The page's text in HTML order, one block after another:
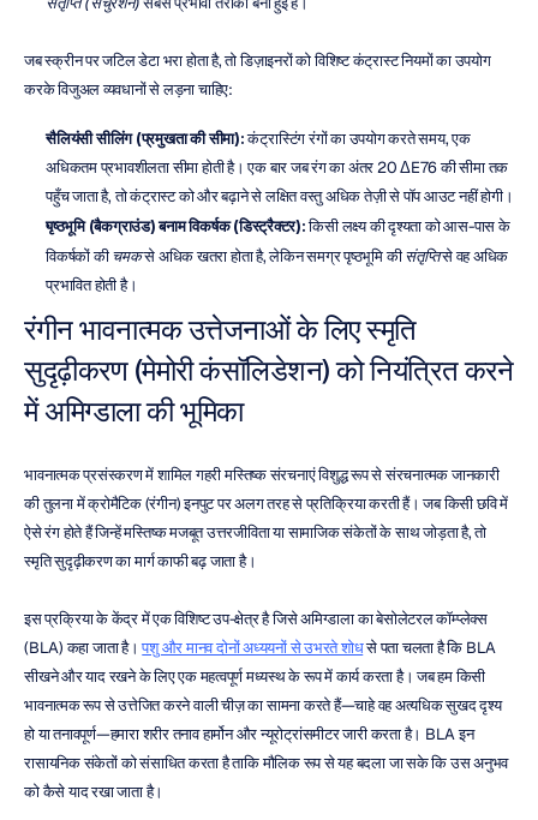
जब स्क्रीन पर जटिल डेटा भरा होता है, तो डिज़ाइनरों को विशिष्ट कंट्रास्ट नियमों का उपयोग
करके विजुअल व्यवधानों से लड़ना चाहिए:
सैलियंसी सीलिंग (प्रमुखता की सीमा): कंट्रास्टिंग रंगों का उपयोग करते समय, एक
अधिकतम प्रभावशीलता सीमा होती है। एक बार जब रंग का अंतर 20 ΔE76 की सीमा तक
पृष्ठभूमि (बैकग्राउंड) बनाम विकर्षक (डिस्ट्रैक्टर): किसी लक्ष्य की दृश्यता को आस-पास के
विकर्षकों की चमक से अधिक खतरा होता है, लेकिन समग्र पृष्ठभूमि की संतृप्ति से वह अधिक
प्रभावित होती है।
रंगीन भावनात्मक उत्तेजनाओं के लिए स्मृति
सुदृढ़ीकरण (मेमोरी कंसॉलिडेशन) को नियंत्रित करने
में अमिग्डाला की भूमिका
भावनात्मक प्रसंस्करण में शामिल गहरी मस्तिष्क संरचनाएं विशुद्ध रूप से संरचनात्मक जानकारी
की तुलना में क्रोमैटिक (रंगीन) इनपुट पर अलग तरह से प्रतिक्रिया करती हैं। जब किसी छवि में
ऐसे रंग होते हैं जिन्हें मस्तिष्क मजबूत उत्तरजीविता या सामाजिक संकेतों के साथ जोड़ता है, तो
स्मृति सुदृढ़ीकरण का मार्ग काफी बढ़ जाता है।
इस प्रक्रिया के केंद्र में एक विशिष्ट उप-क्षेत्र है जिसे अमिग्डाला का बेसोलेटरल कॉम्प्लेक्स
(BLA) कहा जाता है। पशु और मानव दोनों अध्ययनों से उभरते शोध से पता चलता है कि BLA
सीखने और याद रखने के लिए एक महत्वपूर्ण मध्यस्थ के रूप में कार्य करता है। जब हम किसी
भावनात्मक रूप से उत्तेजित करने वाली चीज़ का सामना करते हैं—चाहे वह अत्यधिक सुखद दृश्य
हो या तनावपूर्ण—हमारा शरीर तनाव हार्मोन और न्यूरोट्रांसमीटर जारी करता है। BLA इन
रासायनिक संकेतों को संसाधित करता है ताकि मौलिक रूप से यह बदला जा सके कि उस अनुभव
को कैसे याद रखा जाता है।